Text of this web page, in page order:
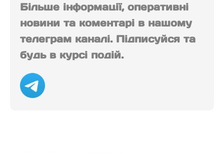
Більше інформації, оперативні
новини та коментарі в нашому
телеграм каналі. Підписуйся та
будь в курсі подій.